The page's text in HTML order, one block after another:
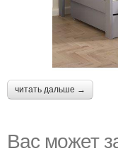
читать дальше →
Вас может